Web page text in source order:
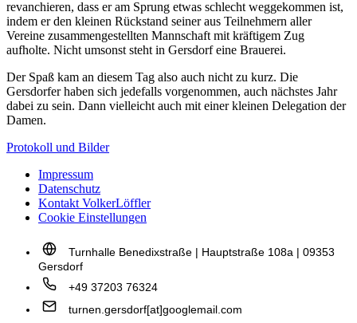
revanchieren, dass er am Sprung etwas schlecht weggekommen ist,
indem er den kleinen Rückstand seiner aus Teilnehmern aller
Vereine zusammengestellten Mannschaft mit kräftigem Zug
aufholte. Nicht umsonst steht in Gersdorf eine Brauerei.
Der Spaß kam an diesem Tag also auch nicht zu kurz. Die
Gersdorfer haben sich jedefalls vorgenommen, auch nächstes Jahr
dabei zu sein. Dann vielleicht auch mit einer kleinen Delegation der
Damen.
Protokoll und Bilder
Impressum
Datenschutz
Kontakt VolkerLöffler
Cookie Einstellungen
Turnhalle Benedixstraße | Hauptstraße 108a | 09353
Gersdorf
+49 37203 76324
turnen.gersdorf[at]googlemail.com